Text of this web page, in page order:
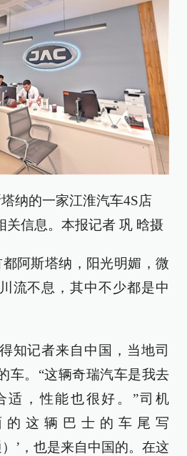
纳的一家江淮汽车4S店
关信息。本报记者 巩 晗摄
阿斯塔纳，阳光明媚，微
流不息，其中不少都是中
知记者来自中国，当地司
车。“这辆奇瑞汽车是我去
适，性能也很好。”司机
这辆巴士的车尾写
’，也是来自中国的。在这